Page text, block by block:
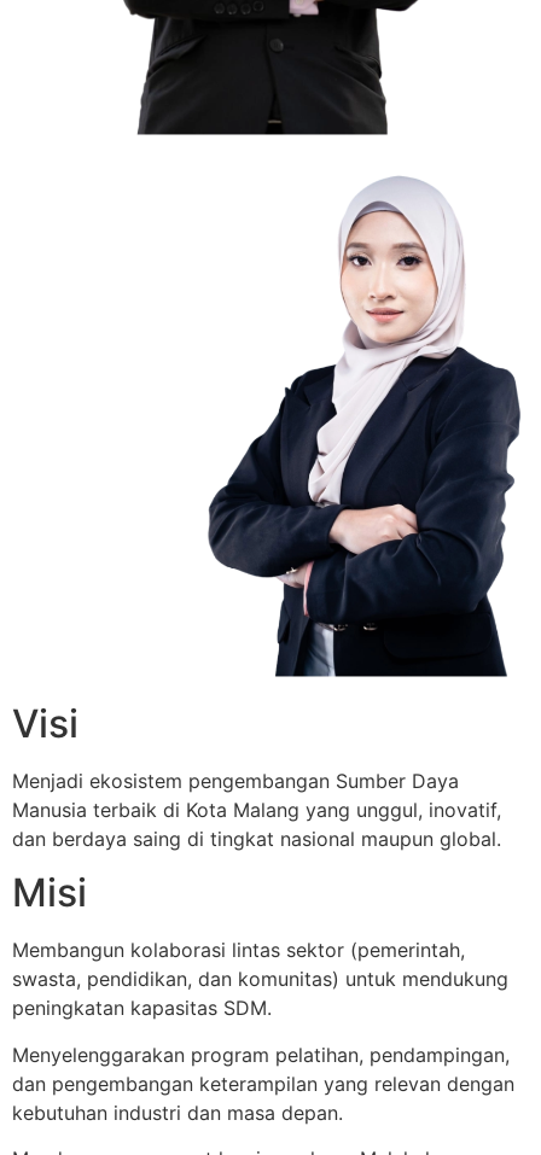
Visi
Menjadi ekosistem pengembangan Sumber Daya
Manusia terbaik di Kota Malang yang unggul, inovatif,
dan berdaya saing di tingkat nasional maupun global.
Misi
Membangun kolaborasi lintas sektor (pemerintah,
swasta, pendidikan, dan komunitas) untuk mendukung
peningkatan kapasitas SDM.
Menyelenggarakan program pelatihan, pendampingan,
dan pengembangan keterampilan yang relevan dengan
kebutuhan industri dan masa depan.